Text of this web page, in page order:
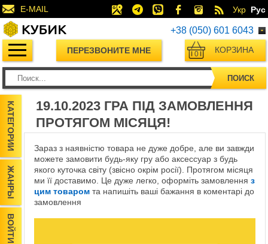
E-MAIL Укр Рус
+38 (050) 601 6043
ПЕРЕЗВОНИТЕ МНЕ КОРЗИНА
0
ПОИСК
КАТЕГОРИИ
ЖАНРЫ
ВОЙТИ
19.10.2023 ГРА ПІД ЗАМОВЛЕННЯ
ПРОТЯГОМ МІСЯЦЯ!
Зараз з наявністю товара не дуже добре, але ви завжди
можете замовити будь-яку гру або аксессуар з будь
якого куточка світу (звісно окрім росії). Протягом місяця
ми її доставимо. Це дуже легко, оформіть замовлення з
цим товаром та напишіть ваші бажання в коментарі до
замовлення